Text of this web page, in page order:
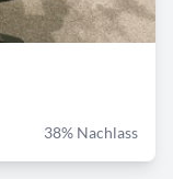
38% Nachlass